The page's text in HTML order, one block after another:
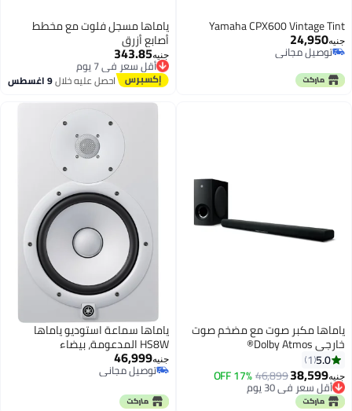
Yamaha CPX600 Vintage Tint
جنيه24,950
توصيل مجاني
توصيل مجاني
ياماها مسجل فلوت مع مخطط
أصابع أزرق
جنيه343.85
أقل سعر في 7 يوم
توصيل مجاني
أقل سعر في 7 يوماحصل عليه خلال9 اغسطس
ياماها مكبر صوت مع مضخم صوت
خارجي Dolby Atmos®
5.0
1
جنيه38,599
46,899
17% OFF أقل سعر في 30 يوم
توصيل مجاني
أقل سعر في 30 يوم
ياماها سماعة استوديو ياماها
HS8W المدعومة، بيضاء
جنيه46,999
توصيل مجاني
توصيل مجاني